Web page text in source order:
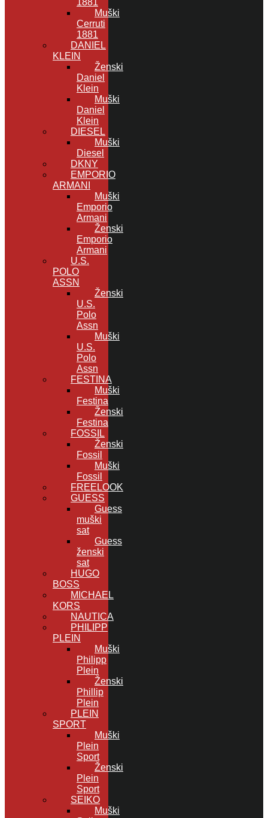
Muški
Cerruti
1881
DANIEL
KLEIN
Ženski
Daniel
Klein
Muški
Daniel
Klein
DIESEL
Muški
Diesel
DKNY
EMPORIO
ARMANI
Muški
Emporio
Armani
Ženski
Emporio
Armani
U.S.
POLO
ASSN
Ženski
U.S.
Polo
Assn
Muški
U.S.
Polo
Assn
FESTINA
Muški
Festina
Ženski
Festina
FOSSIL
Ženski
Fossil
Muški
Fossil
FREELOOK
GUESS
Guess
muški
sat
Guess
ženski
sat
HUGO
BOSS
MICHAEL
KORS
NAUTICA
PHILIPP
PLEIN
Muški
Philipp
Plein
Ženski
Phillip
Plein
PLEIN
SPORT
Muški
Plein
Sport
Ženski
Plein
Sport
SEIKO
Muški